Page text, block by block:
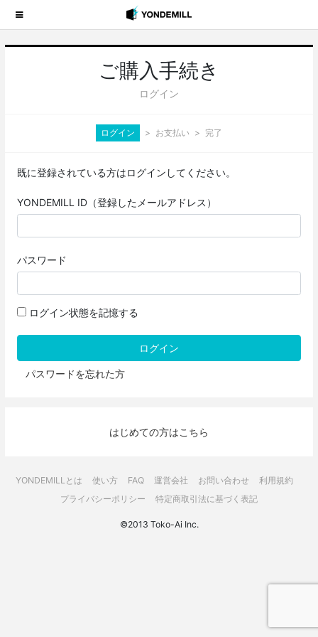
ご購入手続き
ログイン
ログイン お支払い 完了
既に登録されている方はログインしてください。
YONDEMILL ID（登録したメールアドレス）
パスワード
ログイン状態を記憶する
パスワードを忘れた方
はじめての方はこちら
YONDEMILLとは 使い方 FAQ 運営会社 お問い合わせ
利用規約
プライバシーポリシー
特定商取引法に基づく表記
©2013 Toko-Ai Inc.